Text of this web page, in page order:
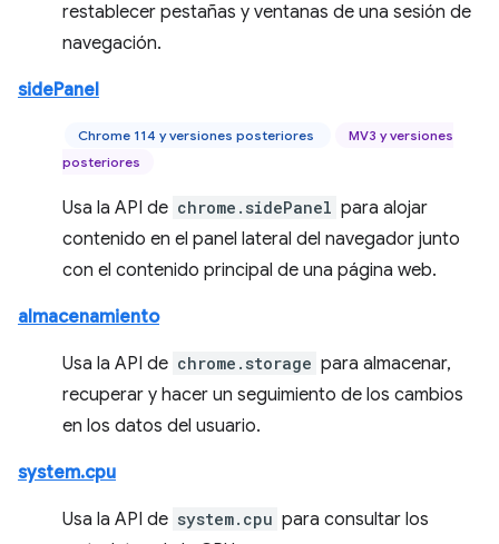
restablecer pestañas y ventanas de una sesión de
navegación.
sidePanel
Chrome 114 y versiones posteriores
MV3 y versiones
posteriores
Usa la API de chrome.sidePanel para alojar
contenido en el panel lateral del navegador junto
con el contenido principal de una página web.
almacenamiento
Usa la API de chrome.storage para almacenar,
recuperar y hacer un seguimiento de los cambios
en los datos del usuario.
system.cpu
Usa la API de system.cpu para consultar los